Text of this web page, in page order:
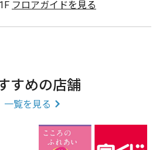
1F フロアガイドを見る
すめの店舗
一覧を見る